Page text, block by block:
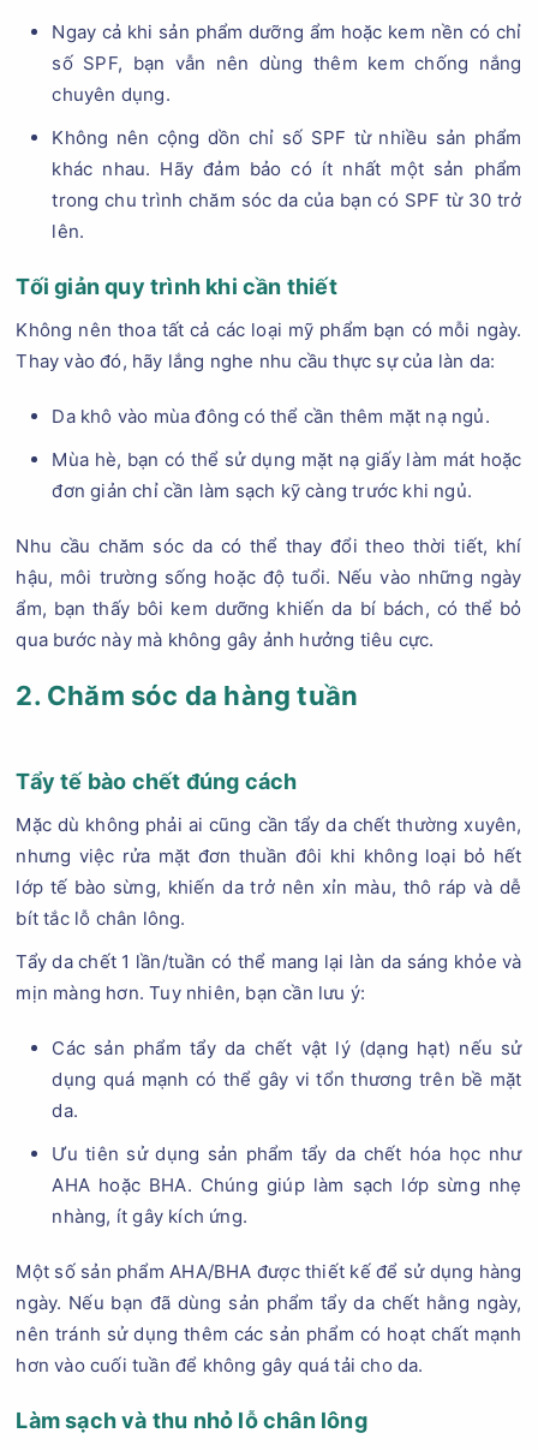
Ngay cả khi sản phẩm dưỡng ẩm hoặc kem nền có chỉ
số SPF, bạn vẫn nên dùng thêm kem chống nắng
chuyên dụng.
Không nên cộng dồn chỉ số SPF từ nhiều sản phẩm
khác nhau. Hãy đảm bảo có ít nhất một sản phẩm
trong chu trình chăm sóc da của bạn có SPF từ 30 trở
lên.
Tối giản quy trình khi cần thiết
Không nên thoa tất cả các loại mỹ phẩm bạn có mỗi ngày.
Thay vào đó, hãy lắng nghe nhu cầu thực sự của làn da:
Da khô vào mùa đông có thể cần thêm mặt nạ ngủ.
Mùa hè, bạn có thể sử dụng mặt nạ giấy làm mát hoặc
đơn giản chỉ cần làm sạch kỹ càng trước khi ngủ.
Nhu cầu chăm sóc da có thể thay đổi theo thời tiết, khí
hậu, môi trường sống hoặc độ tuổi. Nếu vào những ngày
ẩm, bạn thấy bôi kem dưỡng khiến da bí bách, có thể bỏ
qua bước này mà không gây ảnh hưởng tiêu cực.
2. Chăm sóc da hàng tuần
Tẩy tế bào chết đúng cách
Mặc dù không phải ai cũng cần tẩy da chết thường xuyên,
nhưng việc rửa mặt đơn thuần đôi khi không loại bỏ hết
lớp tế bào sừng, khiến da trở nên xỉn màu, thô ráp và dễ
bít tắc lỗ chân lông.
Tẩy da chết 1 lần/tuần có thể mang lại làn da sáng khỏe và
mịn màng hơn. Tuy nhiên, bạn cần lưu ý:
Các sản phẩm tẩy da chết vật lý (dạng hạt) nếu sử
dụng quá mạnh có thể gây vi tổn thương trên bề mặt
da.
Ưu tiên sử dụng sản phẩm tẩy da chết hóa học như
AHA hoặc BHA. Chúng giúp làm sạch lớp sừng nhẹ
nhàng, ít gây kích ứng.
Một số sản phẩm AHA/BHA được thiết kế để sử dụng hàng
ngày. Nếu bạn đã dùng sản phẩm tẩy da chết hằng ngày,
nên tránh sử dụng thêm các sản phẩm có hoạt chất mạnh
hơn vào cuối tuần để không gây quá tải cho da.
Làm sạch và thu nhỏ lỗ chân lông